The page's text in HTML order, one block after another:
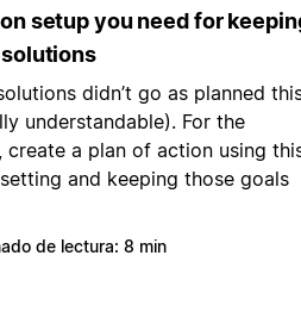
setup you need for
didn’t go as planned
understandable). For the
create a plan of action using
and keeping those goals
de lectura: 8 min